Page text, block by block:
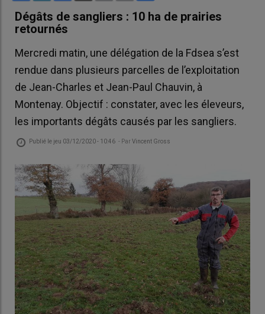
Dégâts de sangliers : 10 ha de prairies
retournés
Mercredi matin, une délégation de la Fdsea s’est
rendue dans plusieurs parcelles de l’exploitation
de Jean-Charles et Jean-Paul Chauvin, à
Montenay. Objectif : constater, avec les éleveurs,
les importants dégâts causés par les sangliers.
Publié le jeu 03/12/2020 - 10:46 - ParVincent Gross